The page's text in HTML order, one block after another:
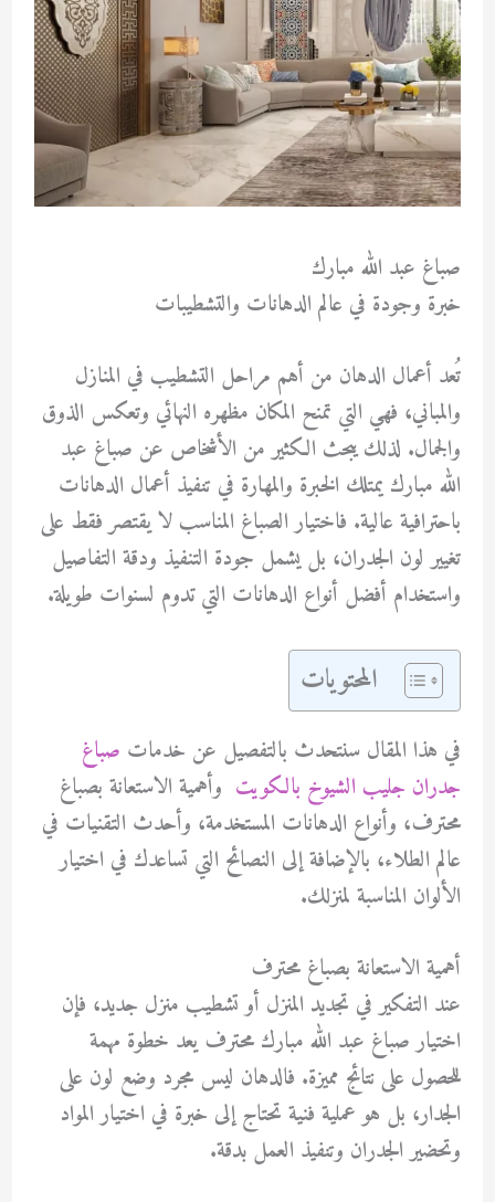
صباغ عبد الله مبارك
خبرة وجودة في عالم الدهانات والتشطيبات
تُعد أعمال الدهان من أهم مراحل التشطيب في المنازل
والمباني، فهي التي تمنح المكان مظهره النهائي وتعكس الذوق
والجمال. لذلك يبحث الكثير من الأشخاص عن صباغ عبد
الله مبارك يمتلك الخبرة والمهارة في تنفيذ أعمال الدهانات
باحترافية عالية. فاختيار الصباغ المناسب لا يقتصر فقط على
تغيير لون الجدران، بل يشمل جودة التنفيذ ودقة التفاصيل
واستخدام أفضل أنواع الدهانات التي تدوم لسنوات طويلة.
المحتويات
في هذا المقال سنتحدث بالتفصيل عن خدمات صباغ
جدران جليب الشيوخ بالكويت وأهمية الاستعانة بصباغ
محترف، وأنواع الدهانات المستخدمة، وأحدث التقنيات في
عالم الطلاء، بالإضافة إلى النصائح التي تساعدك في اختيار
الألوان المناسبة لمنزلك.
أهمية الاستعانة بصباغ محترف
عند التفكير في تجديد المنزل أو تشطيب منزل جديد، فإن
اختيارصباغ عبد الله مبارك محترف يعد خطوة مهمة
للحصول على نتائج مميزة. فالدهان ليس مجرد وضع لون على
الجدار، بل هو عملية فنية تحتاج إلى خبرة في اختيار المواد
وتحضير الجدران وتنفيذ العمل بدقة.